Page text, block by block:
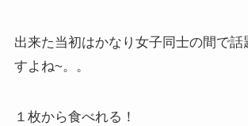
出来た当初はかなり女子同士の間で話
すよね~。。
１枚から食べれる！